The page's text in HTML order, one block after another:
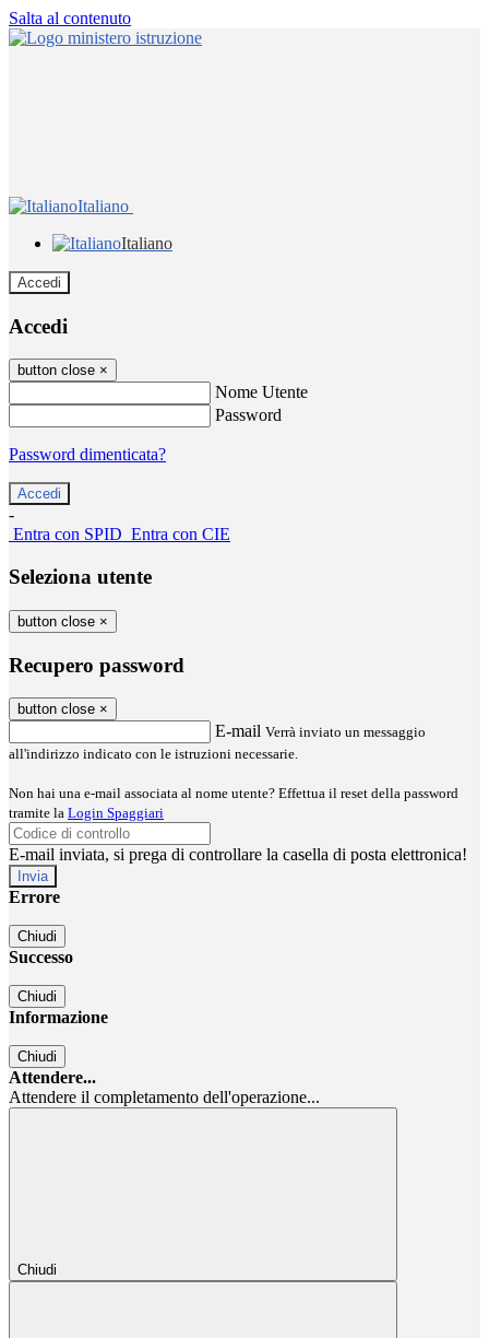
Salta al contenuto
Italiano
Italiano
Accedi
Accedi
button close ×
Nome Utente
Password
Password dimenticata?
-
Entra con SPID Entra con CIE
Seleziona utente
button close ×
Recupero password
button close ×
E-mail Verrà inviato un messaggio
all'indirizzo indicato con le istruzioni necessarie.
Non hai una e-mail associata al nome utente? Effettua il reset della password
tramite la Login Spaggiari
E-mail inviata, si prega di controllare la casella di posta elettronica!
Errore
Chiudi
Successo
Chiudi
Informazione
Chiudi
Attendere...
Attendere il completamento dell'operazione...
Chiudi